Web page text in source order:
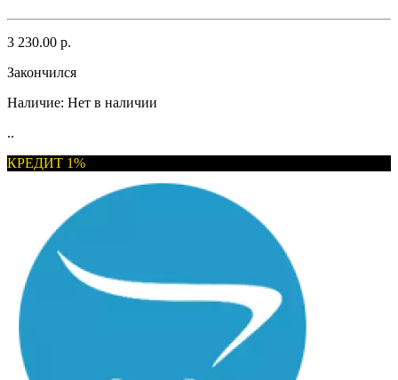
3 230.00 р.
Закончился
Наличие: Нет в наличии
..
КРЕДИТ 1%